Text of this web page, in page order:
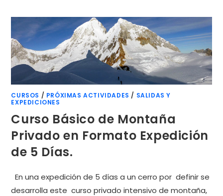
CURSOS / PRÓXIMAS ACTIVIDADES / SALIDAS Y
EXPEDICIONES
Curso Básico de Montaña
Privado en Formato Expedición
de 5 Días.
En una expedición de 5 días a un cerro por definir se
desarrolla este curso privado intensivo de montaña,